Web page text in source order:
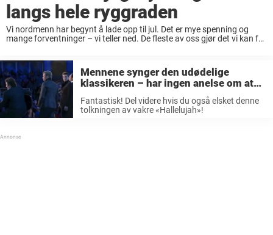
langs hele ryggraden
Vi nordmenn har begynt å lade opp til jul. Det er mye spenning og
mange forventninger – vi teller ned. De fleste av oss gjør det vi kan for
Mennene synger den udødelige
klassikeren – har ingen anelse om at
Fantastisk! Del videre hvis du også elsket denne
tolkningen av vakre «Hallelujah»!